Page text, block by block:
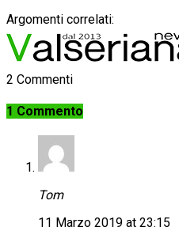
Argomenti correlati:
2 Commenti
1 Commento
Tom
11 Marzo 2019 at 23:15